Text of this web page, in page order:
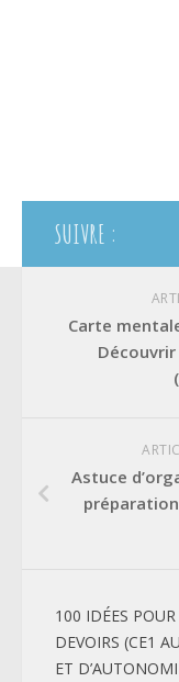
SUIVRE :
Carte
Astuce
100 IDÉES
DEVOIRS (CE1
ET